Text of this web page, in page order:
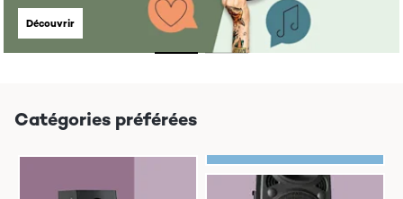
Découvrir
Catégories préférées